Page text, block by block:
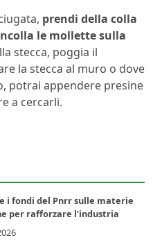
prendi della colla
le mollette sulla
stecca, poggia il
la stecca al muro o dove
potrai appendere presine
a cercarli.
i fondi del Pnrr sulle materie
per rafforzare l’industria